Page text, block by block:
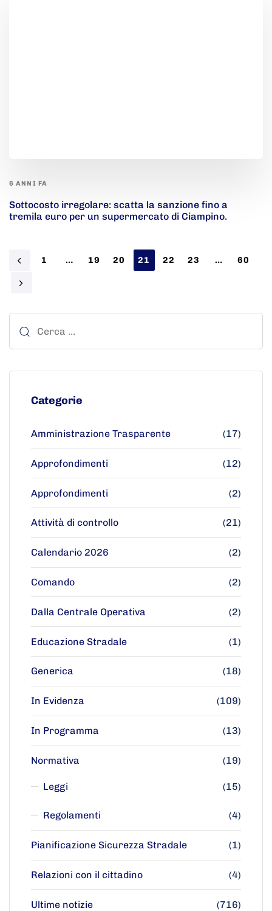
6 ANNI FA
Sottocosto irregolare: scatta la sanzione fino a
tremila euro per un supermercato di Ciampino.
1 … 19 20 21 22 23 … 60
Categorie
Amministrazione Trasparente (17)
Approfondimenti (12)
Approfondimenti (2)
Attività di controllo (21)
Calendario 2026 (2)
Comando (2)
Dalla Centrale Operativa (2)
Educazione Stradale (1)
Generica (18)
In Evidenza (109)
In Programma (13)
Normativa (19)
Leggi (15)
Regolamenti (4)
Pianificazione Sicurezza Stradale (1)
Relazioni con il cittadino (4)
Ultime notizie (716)